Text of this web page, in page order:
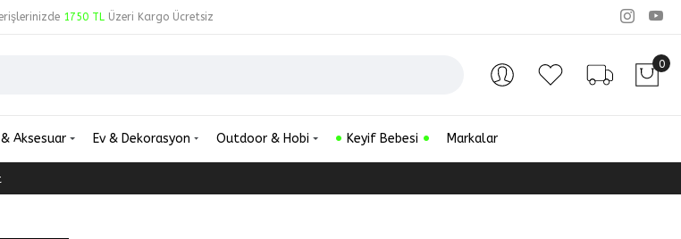
1750 TLÜzeri Kargo Ücretsiz
Hesabım Favorilerim
Sipariş0
Aksesuar Ev & Dekorasyon Outdoor & Hobi Keyif Bebesi Markalar